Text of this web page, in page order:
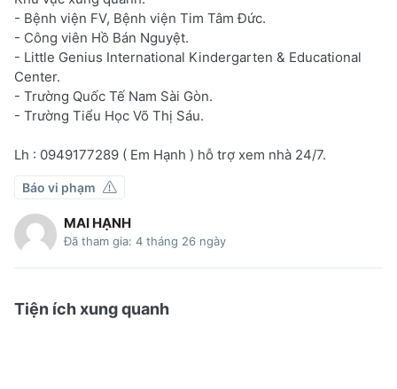
- Bệnh viện FV, Bệnh viện Tim Tâm Đức.
- Công viên Hồ Bán Nguyệt.
- Little Genius International Kindergarten & Educational
Center.
- Trường Quốc Tế Nam Sài Gòn.
- Trường Tiểu Học Võ Thị Sáu.
Lh : 0949177289 ( Em Hạnh ) hỗ trợ xem nhà 24/7.
Báo vi phạm
MAI HẠNH
Đã tham gia: 4 tháng 26 ngày
Tiện ích xung quanh